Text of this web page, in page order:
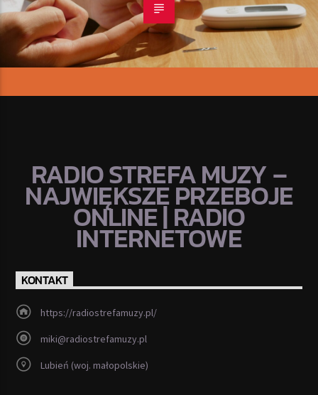
RADIO STREFA MUZY –
NAJWIĘKSZE PRZEBOJE
ONLINE | RADIO
INTERNETOWE
KONTAKT
https://radiostrefamuzy.pl/
miki@radiostrefamuzy.pl
Lubień (woj. małopolskie)